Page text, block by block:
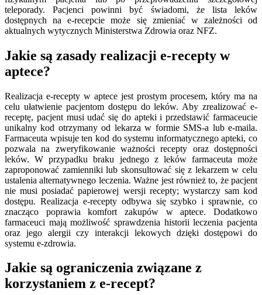
teleporady. Pacjenci powinni być świadomi, że lista leków
dostępnych na e-recepcie może się zmieniać w zależności od
aktualnych wytycznych Ministerstwa Zdrowia oraz NFZ.
Jakie są zasady realizacji e-recepty w
aptece?
Realizacja e-recepty w aptece jest prostym procesem, który ma na
celu ułatwienie pacjentom dostępu do leków. Aby zrealizować e-
receptę, pacjent musi udać się do apteki i przedstawić farmaceucie
unikalny kod otrzymany od lekarza w formie SMS-a lub e-maila.
Farmaceuta wpisuje ten kod do systemu informatycznego apteki, co
pozwala na zweryfikowanie ważności recepty oraz dostępności
leków. W przypadku braku jednego z leków farmaceuta może
zaproponować zamienniki lub skonsultować się z lekarzem w celu
ustalenia alternatywnego leczenia. Ważne jest również to, że pacjent
nie musi posiadać papierowej wersji recepty; wystarczy sam kod
dostępu. Realizacja e-recepty odbywa się szybko i sprawnie, co
znacząco poprawia komfort zakupów w aptece. Dodatkowo
farmaceuci mają możliwość sprawdzenia historii leczenia pacjenta
oraz jego alergii czy interakcji lekowych dzięki dostępowi do
systemu e-zdrowia.
Jakie są ograniczenia związane z
korzystaniem z e-recept?